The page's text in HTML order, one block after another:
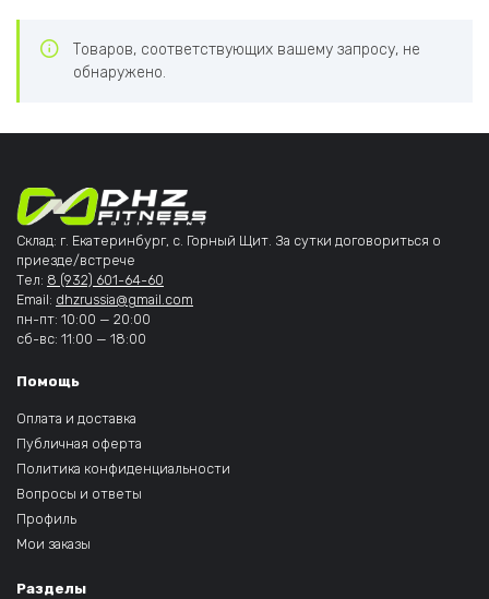
Товаров, соответствующих вашему запросу, не
обнаружено.
Склад: г. Екатеринбург, с. Горный Щит. За сутки договориться о
приезде/встрече
Тел: 8 (932) 601-64-60
Email: dhzrussia@gmail.com
пн-пт: 10:00 — 20:00
сб-вс: 11:00 — 18:00
Помощь
Оплата и доставка
Публичная оферта
Политика конфиденциальности
Вопросы и ответы
Профиль
Мои заказы
Разделы